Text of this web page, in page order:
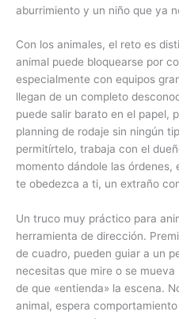
aburrimiento y un niño que ya
Con los animales, el reto es
animal puede bloquearse por
especialmente con equipos
llegan de un completo
puede salir barato en el papel,
planning de rodaje sin ningún
permitírtelo, trabaja con el
momento dándole las órdenes,
te obedezca a ti, un extraño
Un truco muy práctico para
herramienta de dirección.
de cuadro, pueden guiar a un
necesitas que mire o se
de que «entienda» la escena.
animal, espera